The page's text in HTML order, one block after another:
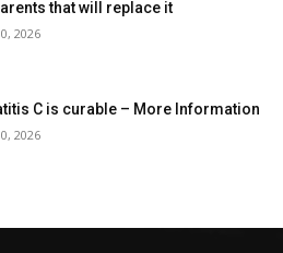
that will replace it
2026
C is curable – More Information
2026